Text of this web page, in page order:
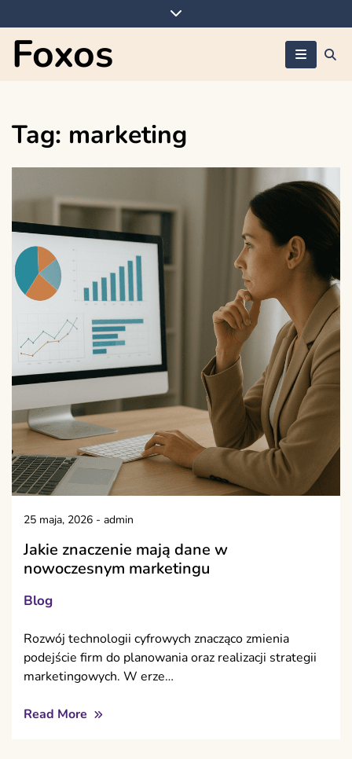
to
content
Foxos
Tag: marketing
25 maja, 2026 - admin
Jakie znaczenie mają dane w
nowoczesnym marketingu
Blog
Rozwój technologii cyfrowych znacząco zmienia
podejście firm do planowania oraz realizacji strategii
marketingowych. W erze…
Read More